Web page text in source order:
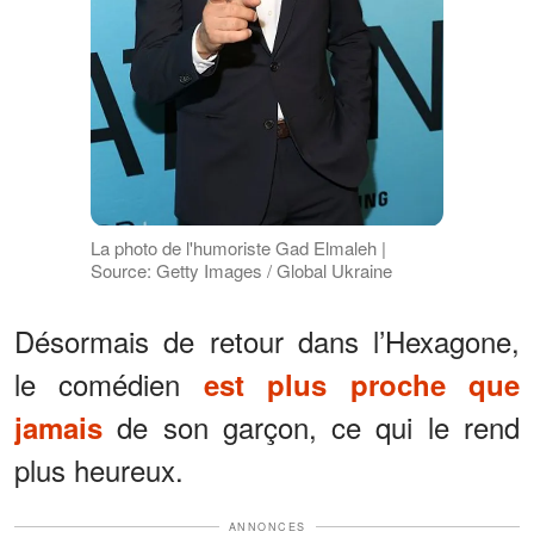
La photo de l'humoriste Gad Elmaleh |
Source: Getty Images / Global Ukraine
Désormais de retour dans l’Hexagone,
le comédien est plus proche que
jamais de son garçon, ce qui le rend
plus heureux.
ANNONCES